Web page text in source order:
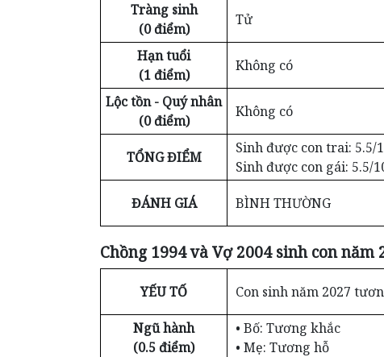
Tràng sinh
(0 điểm)
Tử
Hạn tuổi
(1 điểm)
Không có
Lộc tồn - Quý nhân
(0 điểm)
Không có
TỔNG ĐIỂM
Sinh được con trai: 5.5/
Sinh được con gái: 5.5/
ĐÁNH GIÁ BÌNH THƯỜNG
Chồng 1994 và Vợ 2004 sinh con năm
YẾU TỐ Con sinh năm 2027
Ngũ hành
(0.5 điểm)
• Bố: Tương khắc
• Mẹ: Tương hỗ